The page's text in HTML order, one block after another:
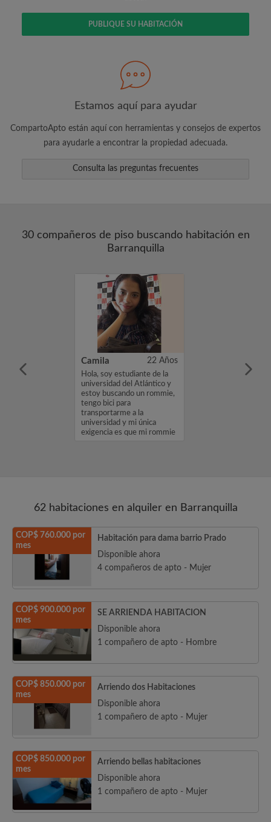
Busca lo que es importante para ti
Vea piezas y compañeros de depto
Guarda sus búsquedas
Recibir alertas de nuevos emparejamientos
de las habitaciones
Dile a los compañeros de depto y
PUBLIQUE SU HABITACIÓN
Estamos aquí para ayudar
CompartoApto están aquí con herramientas y consejos de expertos
para ayudarle a encontrar la propiedad adecuada.
Consulta las preguntas frecuentes
30 compañeros de piso buscando habitación en
Barranquilla
Johan. Estoy
Camila 22 Años
Hola, soy estudiante de la
universidad del Atlántico y
estoy buscando un rommie,
tengo bici para
transportarme a la
universidad y mi única
exigencia es que mi rommie
62 habitaciones en alquiler en Barranquilla
COP$ 760.000 por
mes
Habitación para dama barrio Prado
Disponible ahora
4 compañeros de apto - Mujer
COP$ 900.000 por
mes
SE ARRIENDA HABITACION
Disponible ahora
1 compañero de apto - Hombre
COP$ 850.000 por
mes
Arriendo dos Habitaciones
Disponible ahora
1 compañero de apto - Mujer
COP$ 850.000 por
mes
Arriendo bellas habitaciones
Disponible ahora
1 compañero de apto - Mujer